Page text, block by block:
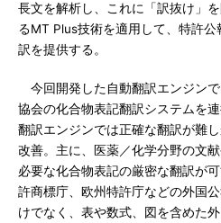
長文を解析し、これに「訳抜け」
るMT Plus技術を適用して、特許
訳を提供する。
今回開発した自動翻訳エンジン
協会の化合物表記翻訳システムを
翻訳エンジンでは正確な翻訳が難
改善。主に、医薬／化学分野の文
必要な化合物表記の厳密な翻訳が
許商標庁、欧州特許庁などの外国
けでなく、表や数式、図を含めた